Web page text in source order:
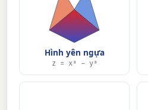
Hình yên ngựa
z = x² − y²